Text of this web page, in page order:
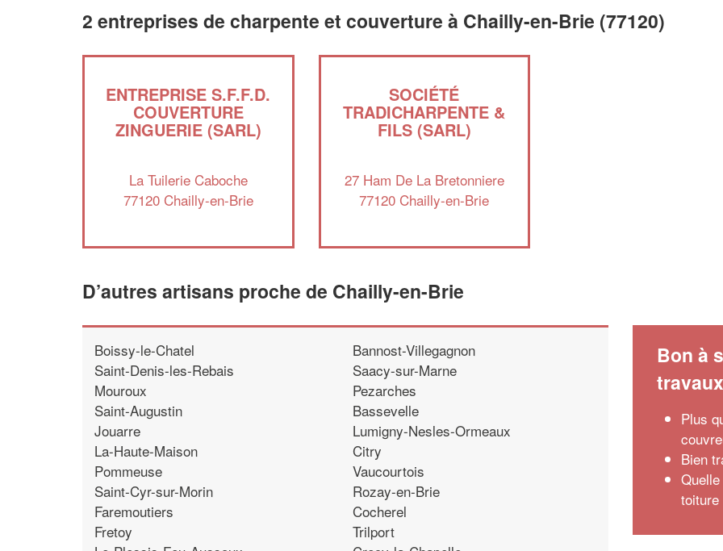
2 entreprises de charpente et couverture à Chailly-en-Brie (77120)
ENTREPRISE S.F.F.D.
COUVERTURE
ZINGUERIE (SARL)
La Tuilerie Caboche
77120 Chailly-en-Brie
SOCIÉTÉ
TRADICHARPENTE &
FILS (SARL)
27 Ham De La Bretonniere
77120 Chailly-en-Brie
D’autres artisans proche de Chailly-en-Brie
Boissy-le-Chatel
Saint-Denis-les-Rebais
Mouroux
Saint-Augustin
Jouarre
La-Haute-Maison
Pommeuse
Saint-Cyr-sur-Morin
Faremoutiers
Fretoy
Bannost-Villegagnon
Saacy-sur-Marne
Pezarches
Bassevelle
Lumigny-Nesles-Ormeaux
Citry
Vaucourtois
Rozay-en-Brie
Cocherel
Trilport
Bon à
travaux
Plus
Bien
toiture